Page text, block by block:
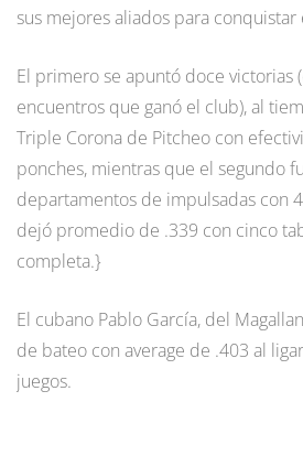
sus mejores aliados para conquistar
El primero se apuntó doce victorias
encuentros que ganó el club), al
Triple Corona de Pitcheo con
ponches, mientras que el segundo
departamentos de impulsadas con
dejó promedio de .339 con cinco
completa.}
El cubano Pablo García, del
de bateo con average de .403 al
juegos.